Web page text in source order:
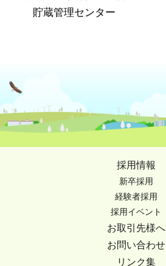
貯蔵管理センター
採用情報
新卒採用
経験者採用
採用イベント
お取引先様へ
お問い合わせ
リンク集